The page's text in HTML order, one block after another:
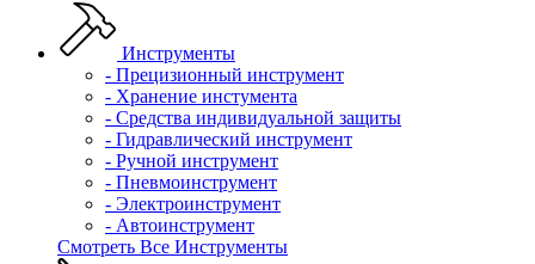
Инструменты
- Прецизионный инструмент
- Хранение инстумента
- Средства индивидуальной защиты
- Гидравлический инструмент
- Ручной инструмент
- Пневмоинструмент
- Электроинструмент
- Автоинструмент
Смотреть Все Инструменты